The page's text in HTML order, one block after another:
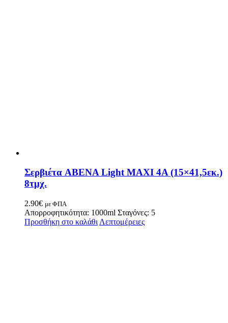
Σερβιέτα ABENA Light MAXI 4Α (15×41,5εκ.)
8τμχ.
2.90€ με ΦΠΑ
Απορροφητικότητα: 1000ml Σταγόνες: 5
Προσθήκη στο καλάθι Λεπτομέρειες